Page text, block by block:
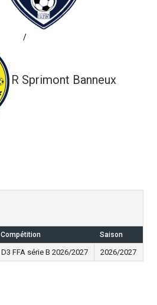
/
R Sprimont Banneux
Compétition Saison
D3 FFA série B 2026/2027 2026/2027